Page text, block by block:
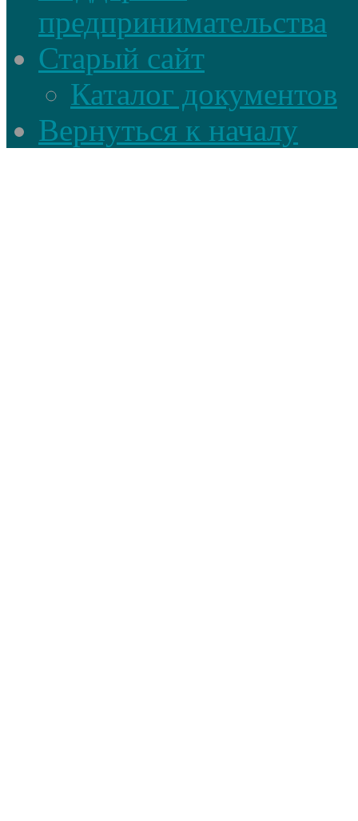
предпринимательства
Старый сайт
Каталог документов
Вернуться к началу